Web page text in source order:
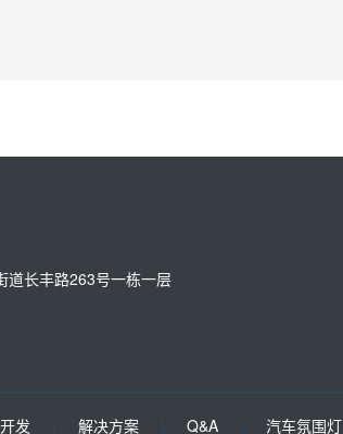
道长丰路263号一栋一层
发 | 解决方案 | Q&A | 汽车氛围灯